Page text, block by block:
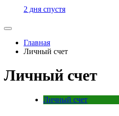
2 дня спустя
Главная
Личный счет
Личный счет
Личный счет